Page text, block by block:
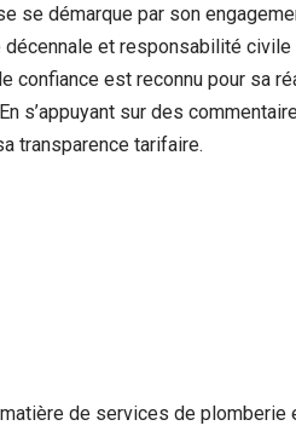
se démarque par son
décennale et responsabilité civile
confiance est reconnu pour sa
s’appuyant sur des
transparence tarifaire.
de services de plomberie